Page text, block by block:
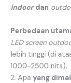
indoor dan
Perbedaan
LED screen
lebih tinggi (di
1000-2500 nits).
2. Apayang